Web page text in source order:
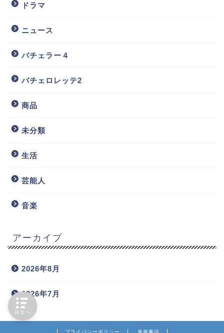
ドラマ
ニュース
バチェラー４
バチェロレッテ2
商品
未分類
生活
芸能人
音楽
アーカイブ
2026年8月
2026年7月
プライバシーポリシー 免責事項
目次へ